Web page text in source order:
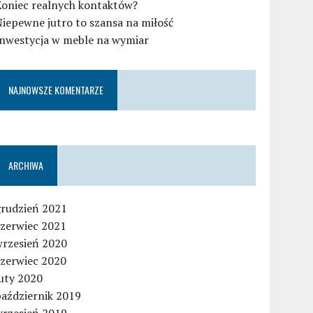
realnych kontaktów?
jutro to szansa na miłość
w meble na wymiar
NAJNOWSZE KOMENTARZE
ARCHIWA
2021
2021
2020
2020
2020
2019